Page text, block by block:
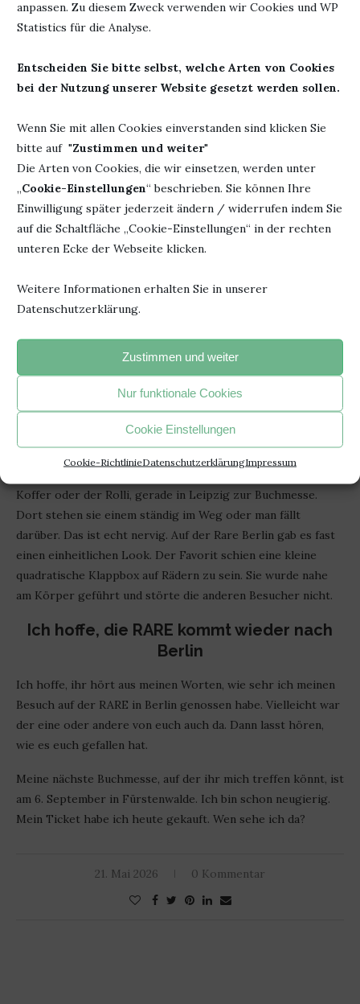
anpassen. Zu diesem Zweck verwenden wir Cookies und WP
Statistics für die Analyse.
Entscheiden Sie bitte selbst, welche Arten von Cookies
bei der Nutzung unserer Website gesetzt werden sollen.
Wenn Sie mit allen Cookies einverstanden sind klicken Sie
bitte auf "Zustimmen und weiter"
Die Arten von Cookies, die wir einsetzen, werden unter
„Cookie-Einstellungen“ beschrieben. Sie können Ihre
Einwilligung später jederzeit ändern / widerrufen indem Sie
auf die Schaltfläche „Cookie-Einstellungen“ in der rechten
unteren Ecke der Webseite klicken.
Weitere Informationen erhalten Sie in unserer
Datenschutzerklärung.
Zustimmen und weiter
Nur funktionale Cookies
Cookie Einstellungen
Cookie-RichtlinieDatenschutzerklärungImpressum
Instagram. Die Liste der teilnehmenden Autoren war
rechtzeitig bekannt und sie haben sich auch selbst auf den
war auch alles bestens organisiert. Die Garderobe, die
Snacks, der Kaffee, die Veranstaltung selbst. Es wurde auch
Mittagspause gehen. Darauf konnte man sich dann
einrichten. Der entsprechende Bereich wurde dann mit
Absperrband gesperrt und von Sicherheitsleuten bewacht.
Es gab auch immer irgendwo einen Ansprechpartner. Am
Eingang wurde gefragt, wer deutsch und englisch spricht.
Derjenige bekam dann einen Pin, damit es für jeden
Andrang vermutet wurde, haben eine spezielle Regelung
bekommen. Es gab bunte Bändchen und eine Nummer. Man
dran war und musste nicht so lange in der Schlange warten.
Besucher mit System statt Koffer-Chaos
Was mich auch sehr gefreut hat, war die Vorbereitung der
Besucherinnen. Ich kenne das ja von Buchmessen, man
Koffer oder der Rolli, gerade in Leipzig zur Buchmesse.
Dort stehen sie einem ständig im Weg oder man fällt
darüber. Das ist echt nervig. Auf der Rare Berlin gab es fast
einen einheitlichen Look. Der Favorit schien eine kleine
quadratische Klappbox auf Rädern zu sein. Sie wurde nahe
am Körper geführt und störte die anderen Besucher nicht.
Ich hoffe, die RARE kommt wieder nach
Berlin
Ich hoffe, ihr hört aus meinen Worten, wie sehr ich meinen
Besuch auf der RARE in Berlin genossen habe. Vielleicht war
der eine oder andere von euch auch da. Dann lasst hören,
wie es euch gefallen hat.
Meine nächste Buchmesse, auf der ihr mich treffen könnt, ist
am 6. September in Fürstenwalde. Ich bin schon neugierig.
Mein Ticket habe ich heute gekauft. Wen sehe ich da?
21. Mai 2026 0 Kommentar